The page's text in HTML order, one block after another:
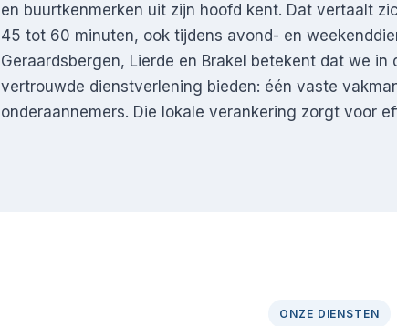
en buurtkenmerken uit zijn hoofd kent. Dat vertaalt
45 tot 60 minuten, ook tijdens avond- en
Geraardsbergen, Lierde en Brakel betekent dat we
vertrouwde dienstverlening bieden: één vaste
onderaannemers. Die lokale verankering zorgt voor
ONZE DIENSTEN